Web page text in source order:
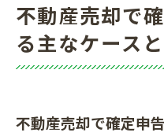
不動産売却の確定
と節税ポイント
不動産売却におけ
会社概要
不動産売却で
る主なケース
不動産売却で確定申